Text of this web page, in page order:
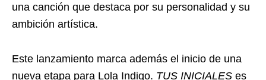
una canción que destaca por su personalidad y su
ambición artística.
Este lanzamiento marca además el inicio de una
nueva etapa para Lola Indigo. TUS INICIALES es